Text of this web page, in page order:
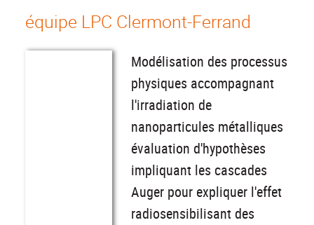
équipe LPC Clermont-Ferrand
Modélisation des processus
physiques accompagnant
l'irradiation de
nanoparticules métalliques
évaluation d'hypothèses
impliquant les cascades
Auger pour expliquer l'effet
radiosensibilisant des